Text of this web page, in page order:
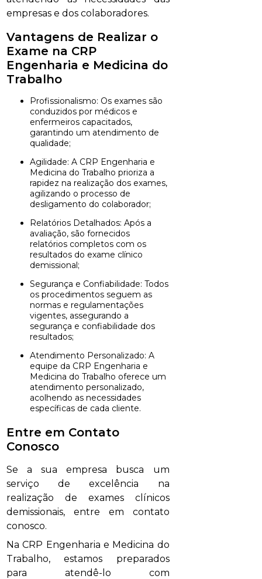
empresas e dos colaboradores.
Vantagens de Realizar o
Exame na CRP
Engenharia e Medicina do
Trabalho
Profissionalismo: Os exames são
conduzidos por médicos e
enfermeiros capacitados,
garantindo um atendimento de
qualidade;
Agilidade: A CRP Engenharia e
Medicina do Trabalho prioriza a
rapidez na realização dos exames,
agilizando o processo de
desligamento do colaborador;
Relatórios Detalhados: Após a
avaliação, são fornecidos
relatórios completos com os
resultados do exame clínico
demissional;
Segurança e Confiabilidade: Todos
os procedimentos seguem as
normas e regulamentações
vigentes, assegurando a
segurança e confiabilidade dos
resultados;
Atendimento Personalizado: A
equipe da CRP Engenharia e
Medicina do Trabalho oferece um
atendimento personalizado,
acolhendo as necessidades
específicas de cada cliente.
Entre em Contato
Conosco
Se a sua empresa busca um
serviço de excelência na
realização de exames clínicos
demissionais, entre em contato
conosco.
Na CRP Engenharia e Medicina do
Trabalho, estamos preparados
para atendê-lo com